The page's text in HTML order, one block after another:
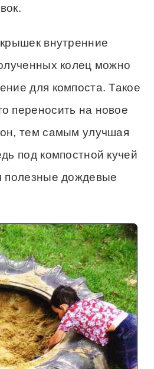
внутренние
колец можно
для компоста. Такое
переносить на новое
тем самым улучшая
под компостной кучей
полезные дождевые